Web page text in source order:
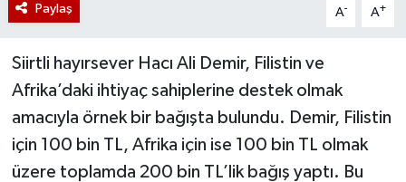
Paylaş A- A+
Siirtli hayırsever Hacı Ali Demir, Filistin ve
Afrika’daki ihtiyaç sahiplerine destek olmak
amacıyla örnek bir bağışta bulundu. Demir, Filistin
için 100 bin TL, Afrika için ise 100 bin TL olmak
üzere toplamda 200 bin TL’lik bağış yaptı. Bu